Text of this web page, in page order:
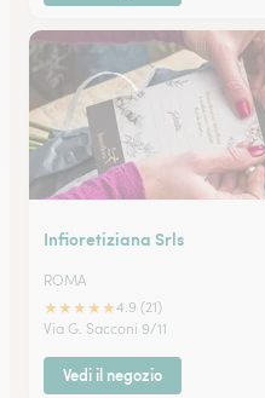
Infioretiziana Srls
ROMA
★★★★★4.9 (21)
Via G. Sacconi 9/11
Vedi il negozio